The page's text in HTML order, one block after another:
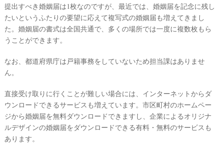
提出すべき婚姻届は1枚なのですが、最近では、婚姻届を記念に残し
たいというふたりの要望に応えて複写式の婚姻届も増えてきまし
た。婚姻届の書式は全国共通で、多くの場所では一度に複数枚もら
うことができます。
なお、都道府県庁は戸籍事務をしていないため担当課はありませ
ん。
直接受け取りに行くことが難しい場合には、インターネットからダ
ウンロードできるサービスも増えています。市区町村のホームペー
ジから婚姻届を無料ダウンロードできますし、企業によるオリジナ
ルデザインの婚姻届をダウンロードできる有料・無料のサービスも
あります。
k